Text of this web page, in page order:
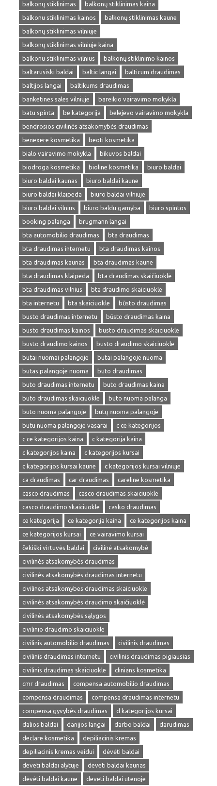
balkonų stiklinimas
balkonų stiklinimas kaina
balkonu stiklinimas kainos
balkonų stiklinimas kaune
balkonų stiklinimas vilniuje
balkonų stiklinimas vilniuje kaina
balkonu stiklinimas vilnius
balkonų stiklinimo kainos
baltarusiski baldai
baltic langai
balticum draudimas
baltijos langai
baltikums draudimas
banketines sales vilniuje
bareikio vairavimo mokykla
batu spinta
be kategorija
belejevo vairavimo mokykla
bendrosios civilinės atsakomybės draudimas
benexere kosmetika
beoti kosmetika
bialo vairavimo mokykla
bikuvos baldai
biodroga kosmetika
bioline kosmetika
biuro baldai
biuro baldai kaunas
biuro baldai kaune
biuro baldai klaipeda
biuro baldai vilniuje
biuro baldai vilnius
biuro baldu gamyba
biuro spintos
booking palanga
brugmann langai
bta automobilio draudimas
bta draudimas
bta draudimas internetu
bta draudimas kainos
bta draudimas kaunas
bta draudimas kaune
bta draudimas klaipeda
bta draudimas skaičiuoklė
bta draudimas vilnius
bta draudimo skaiciuokle
bta internetu
bta skaiciuokle
būsto draudimas
busto draudimas internetu
būsto draudimas kaina
busto draudimas kainos
busto draudimas skaiciuokle
busto draudimo kainos
busto draudimo skaiciuokle
butai nuomai palangoje
butai palangoje nuoma
butas palangoje nuoma
buto draudimas
buto draudimas internetu
buto draudimas kaina
buto draudimas skaiciuokle
buto nuoma palanga
buto nuoma palangoje
butų nuoma palangoje
butu nuoma palangoje vasarai
c ce kategorijos
c ce kategorijos kaina
c kategorija kaina
c kategorijos kaina
c kategorijos kursai
c kategorijos kursai kaune
c kategorijos kursai vilniuje
ca draudimas
car draudimas
careline kosmetika
casco draudimas
casco draudimas skaiciuokle
casco draudimo skaiciuokle
casko draudimas
ce kategorija
ce kategorija kaina
ce kategorijos kaina
ce kategorijos kursai
ce vairavimo kursai
čekiški virtuvės baldai
civilinė atsakomybė
civilinės atsakomybės draudimas
civilinės atsakomybės draudimas internetu
civilines atsakomybes draudimas skaiciuokle
civilinės atsakomybės draudimo skaičiuoklė
civilinės atsakomybės sąlygos
civilinio draudimo skaiciuokle
civilinis automobilio draudimas
civilinis draudimas
civilinis draudimas internetu
civilinis draudimas pigiausias
civilinis draudimas skaiciuokle
clinians kosmetika
cmr draudimas
compensa automobilio draudimas
compensa draudimas
compensa draudimas internetu
compensa gyvybės draudimas
d kategorijos kursai
dalios baldai
danijos langai darbo baldai
darudimas
declare kosmetika
depiliacinis kremas
depiliacinis kremas veidui
dėvėti baldai
deveti baldai alytuje
deveti baldai kaunas
dėvėti baldai kaune
deveti baldai utenoje